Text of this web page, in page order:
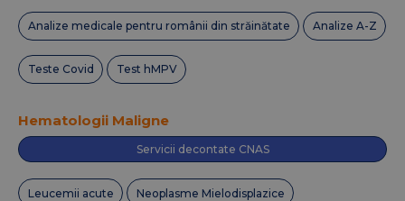
Analize medicale pentru românii din străinătate Analize A-Z
Teste Covid Test hMPV
Hematologii Maligne
Servicii decontate CNAS
Leucemii acute Neoplasme Mielodisplazice